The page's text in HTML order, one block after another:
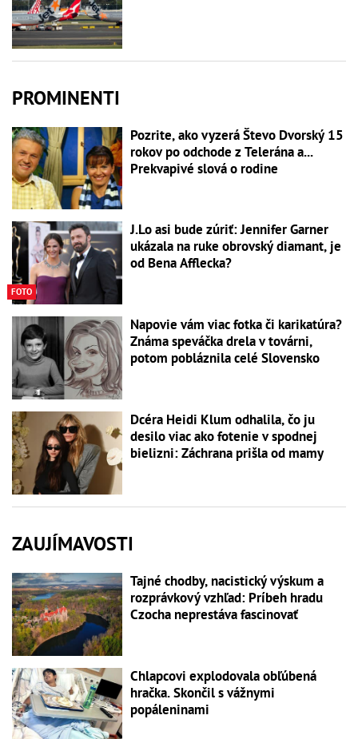
PROMINENTI
Pozrite, ako vyzerá Števo Dvorský 15
rokov po odchode z Telerána a...
Prekvapivé slová o rodine
FOTO
J.Lo asi bude zúriť: Jennifer Garner
ukázala na ruke obrovský diamant, je
od Bena Afflecka?
Napovie vám viac fotka či karikatúra?
Známa speváčka drela v továrni,
potom pobláznila celé Slovensko
Dcéra Heidi Klum odhalila, čo ju
desilo viac ako fotenie v spodnej
bielizni: Záchrana prišla od mamy
ZAUJÍMAVOSTI
Tajné chodby, nacistický výskum a
rozprávkový vzhľad: Príbeh hradu
Czocha neprestáva fascinovať
Chlapcovi explodovala obľúbená
hračka. Skončil s vážnymi
popáleninami